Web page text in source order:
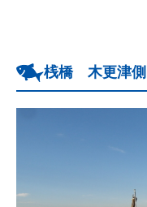
桟橋 木更津側